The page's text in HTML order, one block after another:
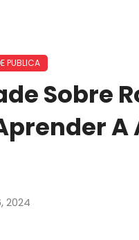
PUBLICA
Sobre
A
2024